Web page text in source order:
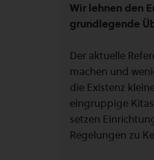
Wir lehnen den
grundlegende
Der aktuelle
machen und
die Existenz
eingruppige
setzen
Regelungen zu